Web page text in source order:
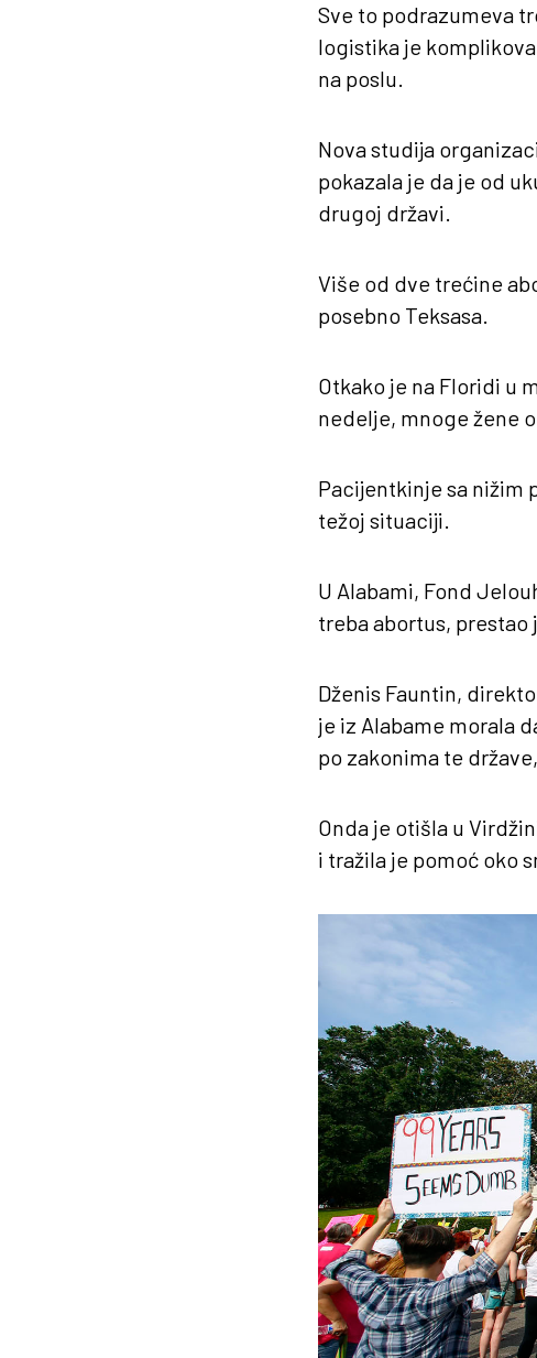
Sve to podrazumeva
logistika je
na poslu.
Nova studija
pokazala je da je od
drugoj državi.
Više od dve trećine
posebno Teksasa.
Otkako je na Floridi u
nedelje, mnoge žene
Pacijentkinje sa nižim
težoj situaciji.
U Alabami, Fond
treba abortus,
Dženis Fauntin,
je iz Alabame morala
po zakonima te
Onda je otišla u
i tražila je pomoć oko